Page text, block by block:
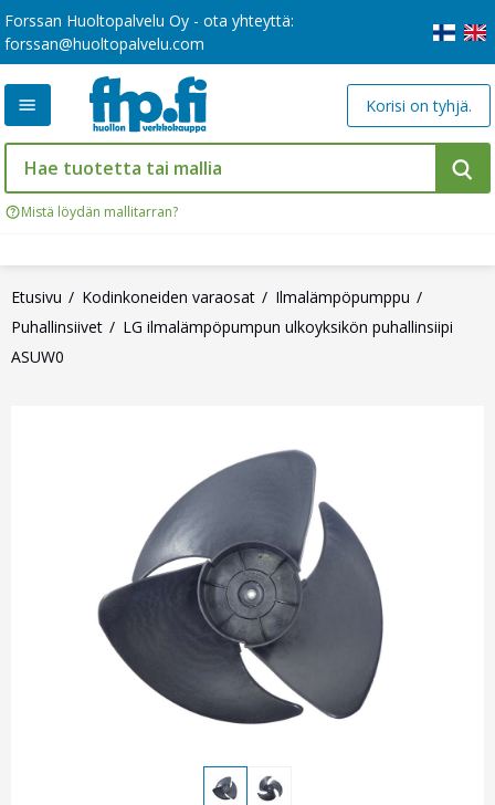
Forssan Huoltopalvelu Oy - ota yhteyttä:
forssan@huoltopalvelu.com
Mistä löydän mallitarran?
Korisi on tyhjä.
Etusivu Kodinkoneiden varaosat
Ilmalämpöpumppu
Puhallinsiivet
LG ilmalämpöpumpun ulkoyksikön puhallinsiipi
ASUW0